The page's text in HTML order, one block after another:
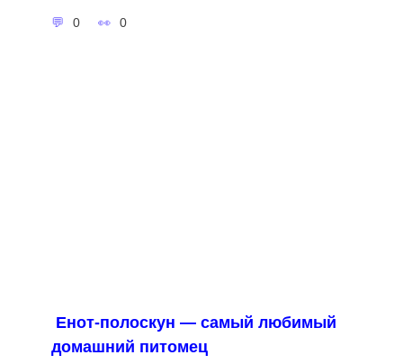
0 0
Енот-полоскун — самый любимый
домашний питомец